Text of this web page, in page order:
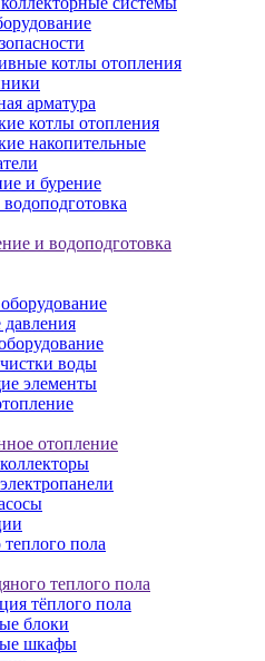
котлы отопления
арматура
котлы отопления
накопительные
и бурение
и водоподготовка
воды
элементы
отопление
пола
теплого пола
тёплого пола
блоки
шкафы